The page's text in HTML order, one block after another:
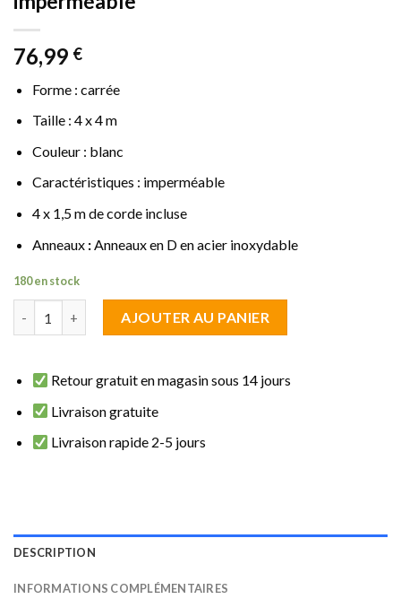
76,99 €
Forme : carrée
Taille : 4 x 4 m
Couleur : blanc
Caractéristiques : imperméable
4 x 1,5 m de corde incluse
Anneaux: Anneaux en D en acier inoxydable
180 en stock
AJOUTER AU PANIER
Retour gratuit en magasin sous 14 jours
Livraison gratuite
Livraison rapide 2-5 jours
DESCRIPTION
INFORMATIONS COMPLÉMENTAIRES